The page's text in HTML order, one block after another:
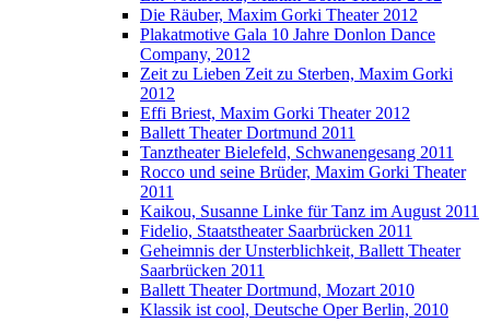
Die Räuber, Maxim Gorki Theater 2012
Plakatmotive Gala 10 Jahre Donlon Dance
Company, 2012
Zeit zu Lieben Zeit zu Sterben, Maxim Gorki
2012
Effi Briest, Maxim Gorki Theater 2012
Ballett Theater Dortmund 2011
Tanztheater Bielefeld, Schwanengesang 2011
Rocco und seine Brüder, Maxim Gorki Theater
2011
Kaikou, Susanne Linke für Tanz im August 2011
Fidelio, Staatstheater Saarbrücken 2011
Geheimnis der Unsterblichkeit, Ballett Theater
Saarbrücken 2011
Ballett Theater Dortmund, Mozart 2010
Klassik ist cool, Deutsche Oper Berlin, 2010